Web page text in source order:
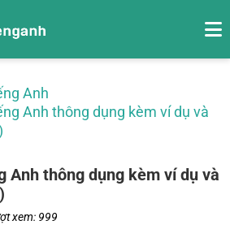
Anh
Anh thông dụng kèm ví dụ và
Anh thông dụng kèm ví dụ và
xem: 999